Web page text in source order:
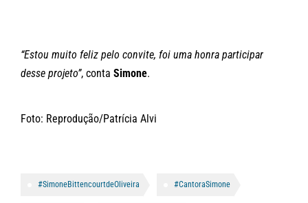
“Estou muito feliz pelo convite, foi uma honra participar
desse projeto”, conta Simone.
Foto: Reprodução/Patrícia Alvi
#SimoneBittencourtdeOliveira #CantoraSimone